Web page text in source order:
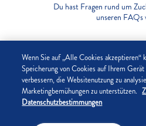
Du hast Fragen rund um
unseren FAQs
Wenn Sie auf „Alle Cookies
Speicherung von Cookies auf Ihrem
verbessern, die Websitenutzung zu
Marketingbemühungen zu unterstützen.
Datenschutzbestimmungen